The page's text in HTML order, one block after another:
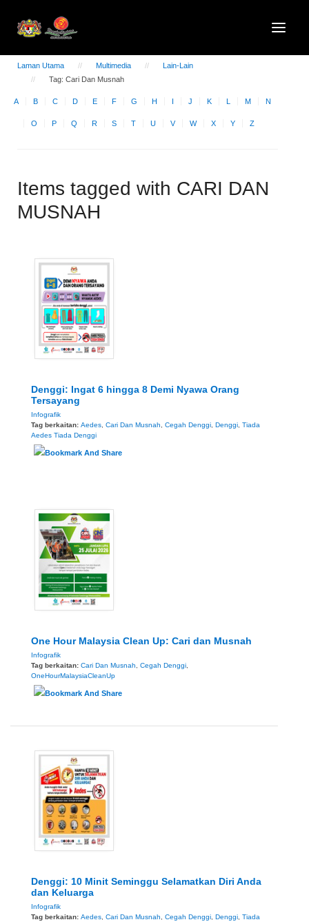
Laman Utama Multimedia
Lain-Lain
Tag: Cari Dan Musnah
A B C D E F G H I J K L M N
O P Q R S T U V W X Y Z
Items tagged with CARI DAN
MUSNAH
Denggi: Ingat 6 hingga 8 Demi Nyawa Orang
Tersayang
Infografik
Tag berkaitan: Aedes, Cari Dan Musnah, Cegah Denggi, Denggi, Tiada
Aedes Tiada Denggi
One Hour Malaysia Clean Up: Cari dan Musnah
Infografik
Tag berkaitan: Cari Dan Musnah Cegah Denggi
OneHourMalaysiaCleanUp
Denggi: 10 Minit Seminggu Selamatkan Diri Anda
dan Keluarga
Infografik
Tag berkaitan: Aedes, Cari Dan Musnah, Cegah Denggi, Denggi, Tiada